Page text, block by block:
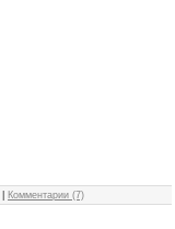
Комментарии (7)